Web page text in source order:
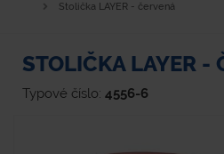
Stolička LAYER - červená
STOLIČKA LAYER -
Typové číslo: 4556-6